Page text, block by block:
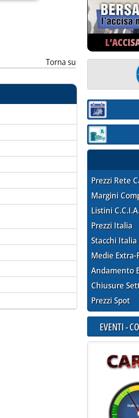
Torna su
Sezione:
Sezione:
Prezzi Rete
Margini
Listini
Prezzi Italia
Stacchi Italia
Medie Extra-
Andamento
Chiusure
Prezzi Spot
EVENTI -